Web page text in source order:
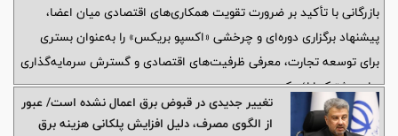
بازرگانی با تأکید بر ضرورت تقویت همکاری‌های اقتصادی میان اعضا،
پیشنهاد برگزاری دوره‌ای و چرخشی «اکسپو بریکس» را به‌عنوان بستری
برای توسعه تجارت، معرفی ظرفیت‌های اقتصادی و گسترش سرمایه‌گذاری‌
های مشترک ارائه کرد.
تغییر جدیدی در قبوض برق اعمال نشده است/ عبور
از الگوی مصرف، دلیل افزایش پلکانی هزینه برق